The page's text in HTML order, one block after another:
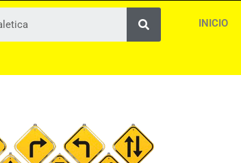
Search
INICIO